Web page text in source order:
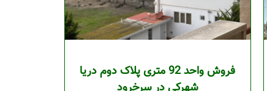
فروش واحد 92 متری پلاک دوم دریا